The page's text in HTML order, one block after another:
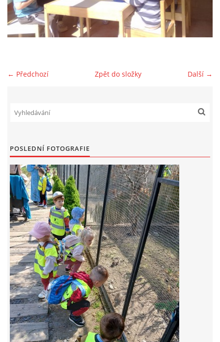
AKTUALITY
VÝCHOVNÝ PLÁN PÉČE
JAK PROBÍHÁ ADAPTACE V NAŠÍ DĚTSKÉ SKUPINĚ
VÝROČNÍ ZPRÁVY
REFERENCE
FOTOALBUM
© 2026 eStránky.cz
← Předchozí Další →
Zpět do složky
POSLEDNÍ FOTOGRAFIE